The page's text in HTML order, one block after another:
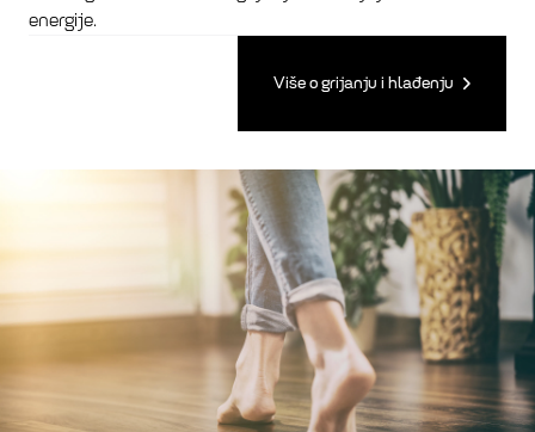
energije.
Više o grijanju i hlađenju